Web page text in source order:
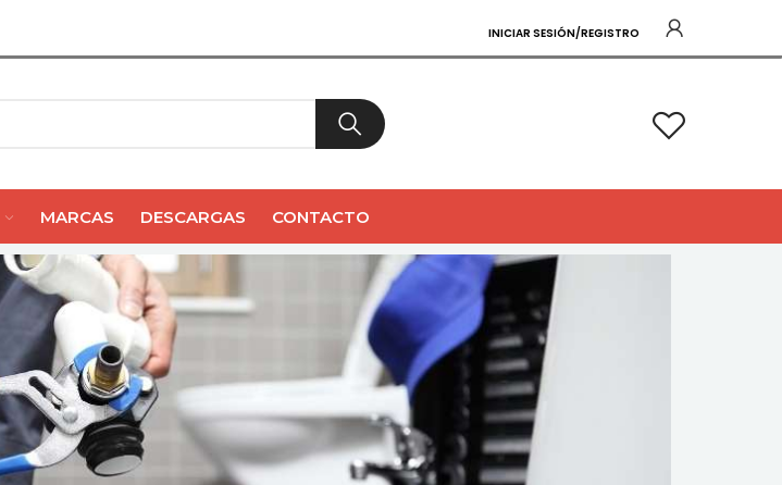
INICIAR SESIÓN/REGISTRO
MARCAS DESCARGAS CONTACTO